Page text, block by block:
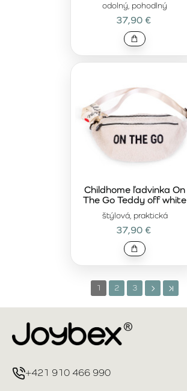
odolný, pohodlný
37,90 €
štýlová, praktická
Childhome ľadvinka On
The Go Teddy off white
37,90 €
1 2 3
+421 910 466 990